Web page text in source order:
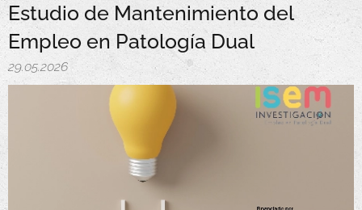
Estudio de Mantenimiento del
Empleo en Patología Dual
29.05.2026